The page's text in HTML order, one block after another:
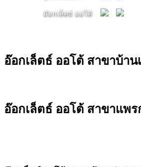
อ๊อกเล็ตธ์ ออโต้
อ๊อกเล็ตธ์ ออโต้ สาขาบ้าน
อ๊อกเล็ตธ์ ออโต้ สาขาแพร